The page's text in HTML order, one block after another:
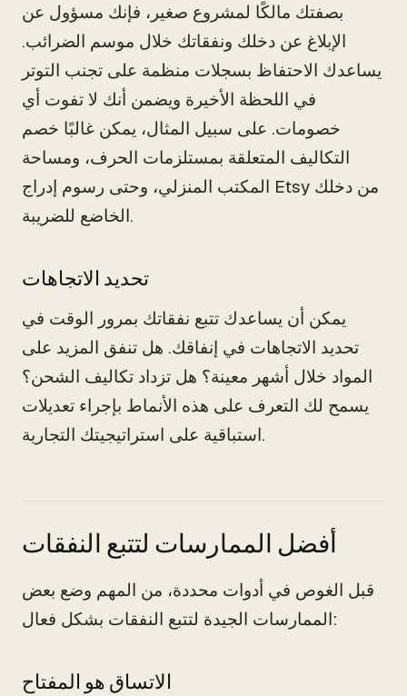
بصفتك مالكًا لمشروع صغير، فإنك مسؤول عن
الإبلاغ عن دخلك ونفقاتك خلال موسم الضرائب.
يساعدك الاحتفاظ بسجلات منظمة على تجنب التوتر
في اللحظة الأخيرة ويضمن أنك لا تفوت أي
خصومات. على سبيل المثال، يمكن غالبًا خصم
التكاليف المتعلقة بمستلزمات الحرف، ومساحة
المكتب المنزلي، وحتى رسوم إدراج Etsy من دخلك
الخاضع للضريبة.
تحديد الاتجاهات
يمكن أن يساعدك تتبع نفقاتك بمرور الوقت في
تحديد الاتجاهات في إنفاقك. هل تنفق المزيد على
المواد خلال أشهر معينة؟ هل تزداد تكاليف الشحن؟
يسمح لك التعرف على هذه الأنماط بإجراء تعديلات
استباقية على استراتيجيتك التجارية.
أفضل الممارسات لتتبع النفقات
قبل الغوص في أدوات محددة، من المهم وضع بعض
الممارسات الجيدة لتتبع النفقات بشكل فعال:
الاتساق هو المفتاح